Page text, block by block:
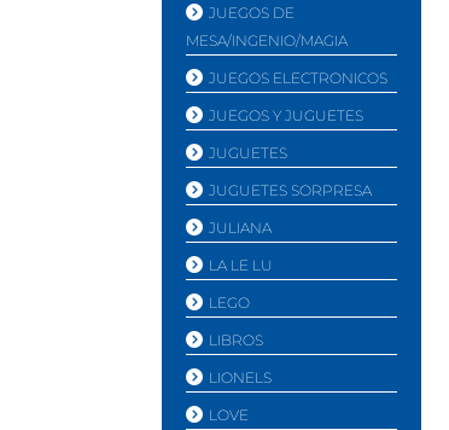
JUEGOS DE
MESA/INGENIO/MAGIA
JUEGOS ELECTRONICOS
JUEGOS Y JUGUETES
JUGUETES
JUGUETES SORPRESA
JULIANA
LA LE LU
LEGO
LIBROS
LIONELS
LOVE